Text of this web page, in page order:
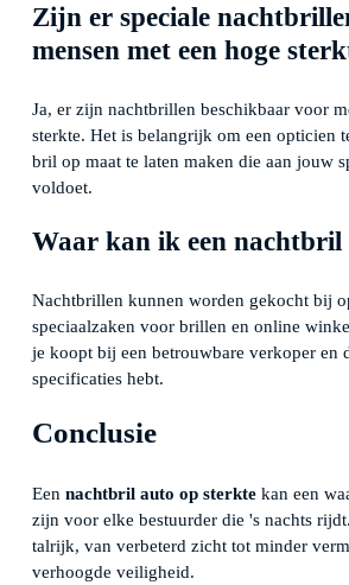
Zijn er speciale
mensen met een hoge
Ja, er zijn nachtbrillen beschikbaar voor
sterkte. Het is belangrijk om een opticien
bril op maat te laten maken die aan jouw
voldoet.
Waar kan ik een nachtbril
Nachtbrillen kunnen worden gekocht bij
speciaalzaken voor brillen en online
je koopt bij een betrouwbare verkoper en
specificaties hebt.
Conclusie
Een nachtbril auto op sterkte kan een
zijn voor elke bestuurder die 's nachts
talrijk, van verbeterd zicht tot minder
verhoogde veiligheid.